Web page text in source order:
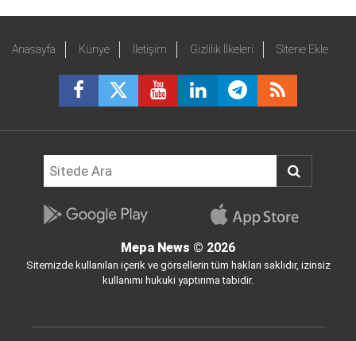
Anasayfa Künye İletişim Gizlilik İlkeleri Sitene Ekle
Mepa News © 2026
Sitemizde kullanılan içerik ve görsellerin tüm hakları saklıdır, izinsiz
kullanımı hukuki yaptırıma tabidir.